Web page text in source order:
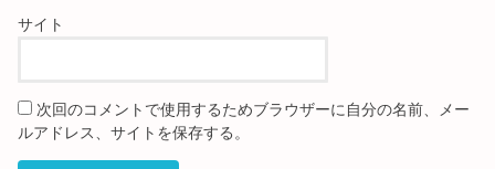
サイト
次回のコメントで使用するためブラウザーに自分の名前、メー
ルアドレス、サイトを保存する。